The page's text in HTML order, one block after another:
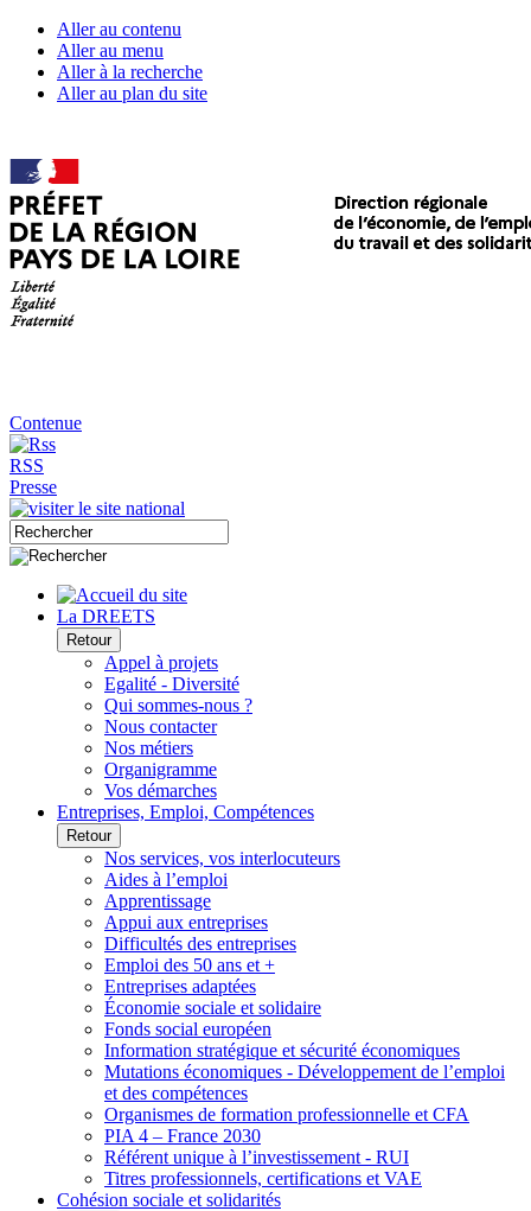
Aller au contenu
Aller au menu
Aller à la recherche
Aller au plan du site
Contenue
RSS
Presse
La DREETS
Retour
Appel à projets
Egalité - Diversité
Qui sommes-nous ?
Nous contacter
Nos métiers
Organigramme
Vos démarches
Entreprises, Emploi, Compétences
Retour
Nos services, vos interlocuteurs
Aides à l’emploi
Apprentissage
Appui aux entreprises
Difficultés des entreprises
Emploi des 50 ans et +
Entreprises adaptées
Économie sociale et solidaire
Fonds social européen
Information stratégique et sécurité économiques
Mutations économiques - Développement de l’emploi
et des compétences
Organismes de formation professionnelle et CFA
PIA 4 – France 2030
Référent unique à l’investissement - RUI
Titres professionnels, certifications et VAE
Cohésion sociale et solidarités